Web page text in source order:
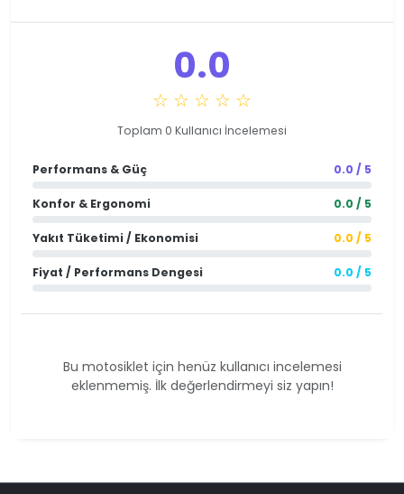
0.0
☆ ☆ ☆ ☆ ☆
Toplam 0 Kullanıcı İncelemesi
Performans & Güç 0.0 / 5
Konfor & Ergonomi 0.0 / 5
Yakıt Tüketimi / Ekonomisi 0.0 / 5
Fiyat / Performans Dengesi 0.0 / 5
Bu motosiklet için henüz kullanıcı incelemesi
eklenmemiş. İlk değerlendirmeyi siz yapın!